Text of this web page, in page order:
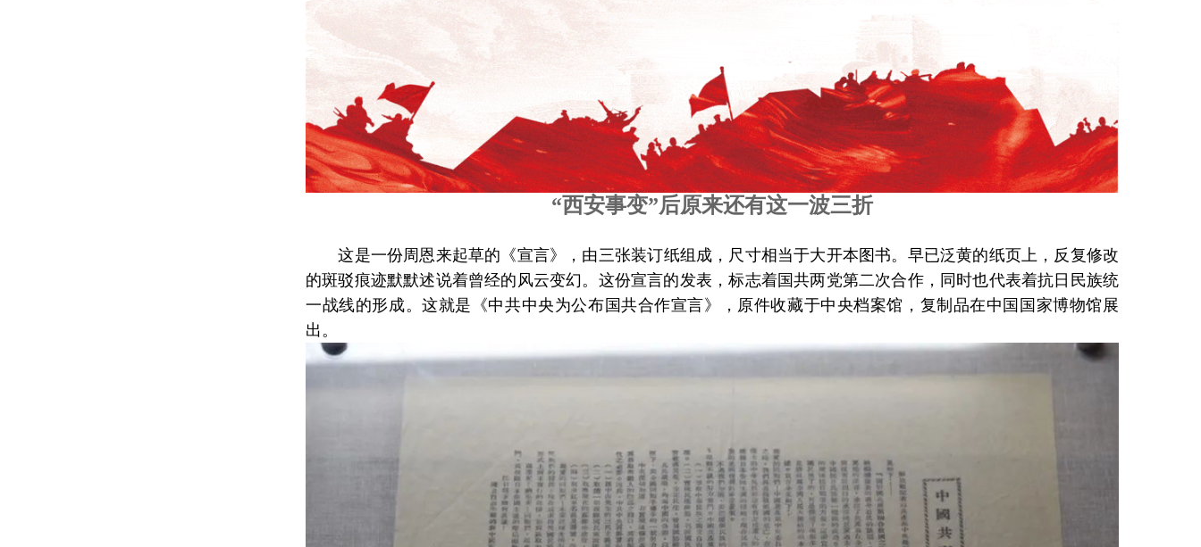
“西安事变”后原来还有这一波三折
这是一份周恩来起草的《宣言》，由三张装订纸组成，尺寸相当于大开本图书。早已泛黄的纸页上，反复修改
的斑驳痕迹默默述说着曾经的风云变幻。这份宣言的发表，标志着国共两党第二次合作，同时也代表着抗日民族统
一战线的形成。这就是《中共中央为公布国共合作宣言》，原件收藏于中央档案馆，复制品在中国国家博物馆展
出。